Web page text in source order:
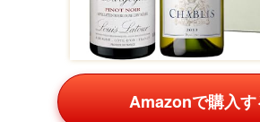
Amazonで購入す